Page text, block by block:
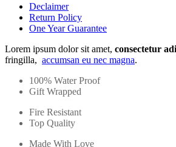
Declaimer
Return Policy
One Year Guarantee
Lorem ipsum dolor sit amet, consectetur
fringilla, accumsan eu nec magna.
100% Water Proof
Gift Wrapped
Fire Resistant
Top Quality
Made With Love